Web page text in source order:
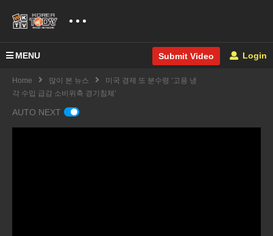
MENU Submit Video Login
Home 많이 본 뉴스
미국 경제 또 분수령 ‘고용 냉
각 수입 급감 소비위축 경기침체’
AUTO NEXT